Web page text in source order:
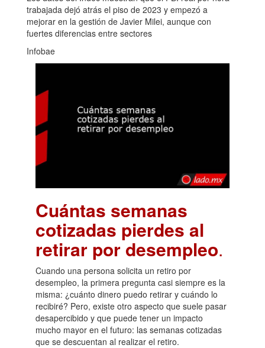
trabajada dejó atrás el piso de 2023 y empezó a
mejorar en la gestión de Javier Milei, aunque con
fuertes diferencias entre sectores
Infobae
Cuántas semanas
cotizadas pierdes al
retirar por desempleo.
Cuando una persona solicita un retiro por
desempleo, la primera pregunta casi siempre es la
misma: ¿cuánto dinero puedo retirar y cuándo lo
recibiré? Pero, existe otro aspecto que suele pasar
desapercibido y que puede tener un impacto
mucho mayor en el futuro: las semanas cotizadas
que se descuentan al realizar el retiro.